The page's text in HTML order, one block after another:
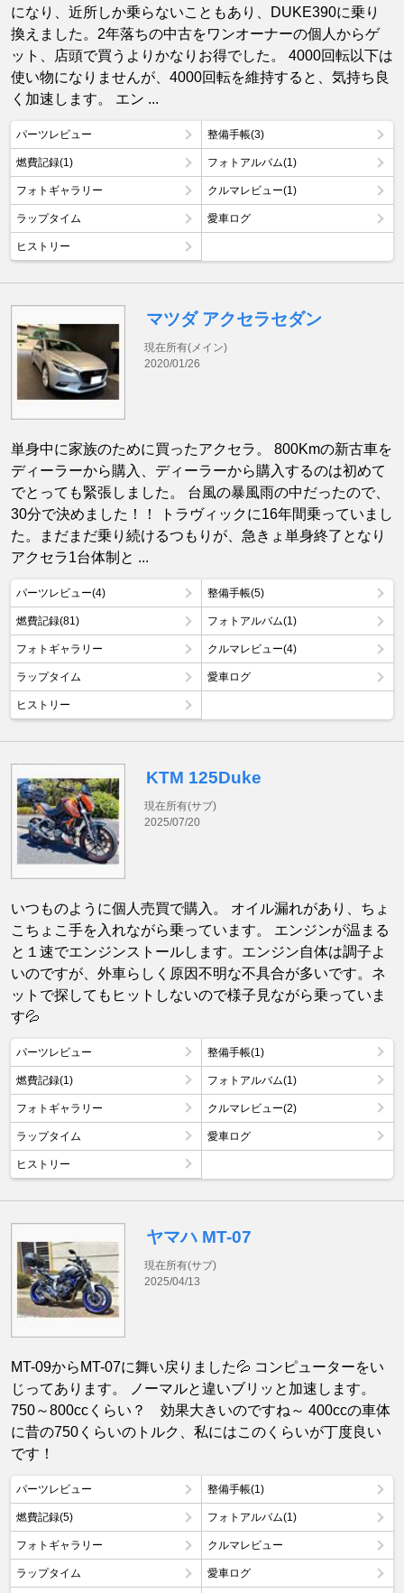
になり、近所しか乗らないこともあり、DUKE390に乗り
換えました。2年落ちの中古をワンオーナーの個人からゲ
ット、店頭で買うよりかなりお得でした。 4000回転以下は
使い物になりませんが、4000回転を維持すると、気持ち良
く加速します。 エン ...
パーツレビュー 整備手帳(3)
燃費記録(1) フォトアルバム(1)
フォトギャラリー クルマレビュー(1)
ラップタイム 愛車ログ
ヒストリー
マツダ アクセラセダン
現在所有(メイン)
2020/01/26
単身中に家族のために買ったアクセラ。 800Kmの新古車を
ディーラーから購入、ディーラーから購入するのは初めて
でとっても緊張しました。 台風の暴風雨の中だったので、
30分で決めました！！ トラヴィックに16年間乗っていまし
た。まだまだ乗り続けるつもりが、急きょ単身終了となり
アクセラ1台体制と ...
パーツレビュー(4) 整備手帳(5)
燃費記録(81) フォトアルバム(1)
フォトギャラリー クルマレビュー(4)
ラップタイム 愛車ログ
ヒストリー
KTM 125Duke
現在所有(サブ)
2025/07/20
いつものように個人売買で購入。 オイル漏れがあり、ちょ
こちょこ手を入れながら乗っています。 エンジンが温まる
と１速でエンジンストールします。エンジン自体は調子よ
いのですが、外車らしく原因不明な不具合が多いです。ネ
ットで探してもヒットしないので様子見ながら乗っていま
す💦
パーツレビュー 整備手帳(1)
燃費記録(1) フォトアルバム(1)
フォトギャラリー クルマレビュー(2)
ラップタイム 愛車ログ
ヒストリー
ヤマハ MT-07
現在所有(サブ)
2025/04/13
MT-09からMT-07に舞い戻りました💦 コンピューターをい
じってあります。 ノーマルと違いブリッと加速します。
750～800ccくらい？ 効果大きいのですね～ 400ccの車体
に昔の750くらいのトルク、私にはこのくらいが丁度良い
です！
パーツレビュー 整備手帳(1)
燃費記録(5) フォトアルバム(1)
フォトギャラリー クルマレビュー
ラップタイム 愛車ログ